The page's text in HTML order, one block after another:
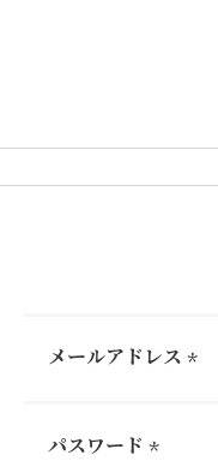
メールアドレス
パスワード